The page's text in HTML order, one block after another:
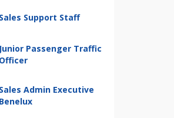
Sales Support Staff
Junior Passenger Traffic
Officer
Sales Admin Executive
Benelux